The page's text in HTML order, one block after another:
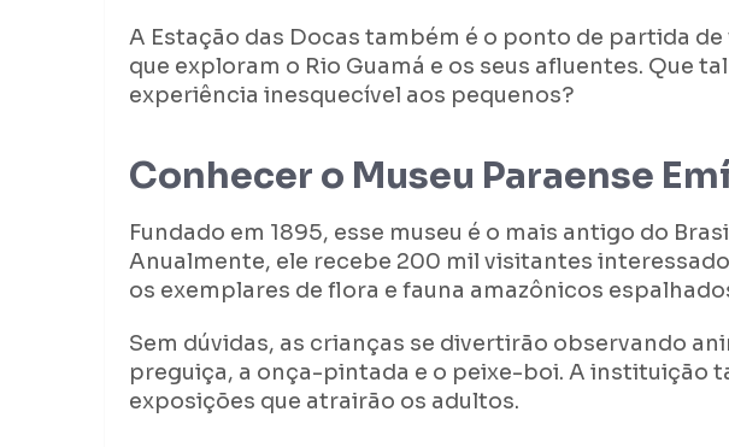
A Estação das Docas também é o ponto de partida
que exploram o Rio Guamá e os seus afluentes. Que
experiência inesquecível aos pequenos?
Conhecer o Museu Paraense
Fundado em 1895, esse museu é o mais antigo do
Anualmente, ele recebe 200 mil visitantes
os exemplares de flora e fauna amazônicos
Sem dúvidas, as crianças se divertirão observando
preguiça, a onça-pintada e o peixe-boi. A instituição
exposições que atrairão os adultos.